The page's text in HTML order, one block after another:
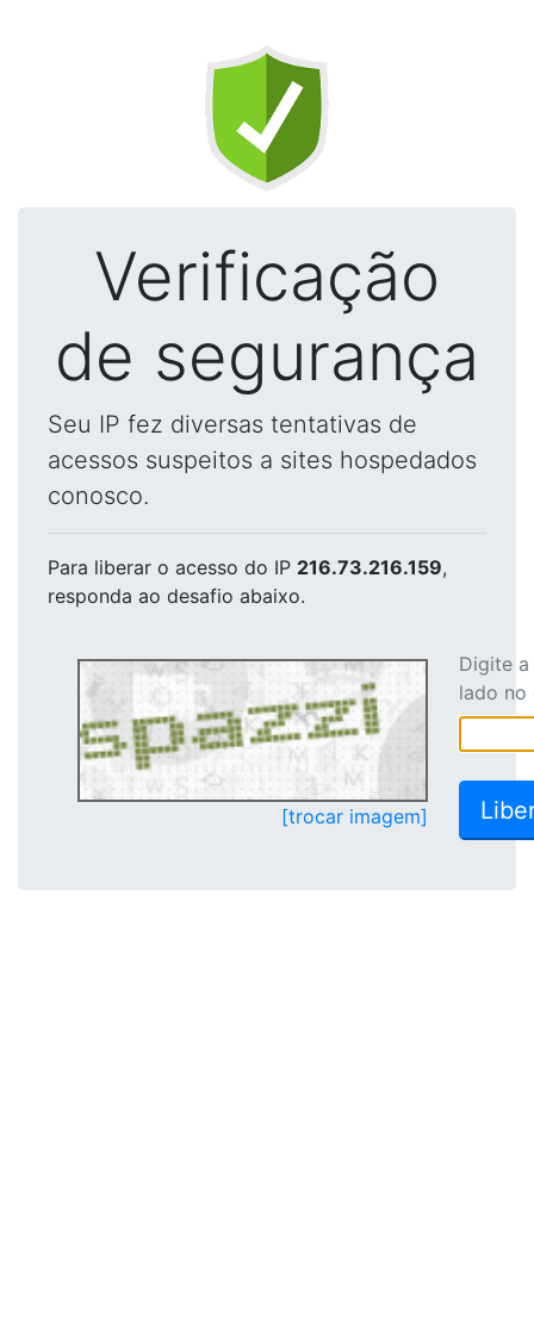
Verificação
de segurança
Seu IP fez diversas tentativas de
acessos suspeitos a sites hospedados
conosco.
Para liberar o acesso do IP 216.73.216.159,
responda ao desafio abaixo.
[trocar imagem]
Digite
lado no